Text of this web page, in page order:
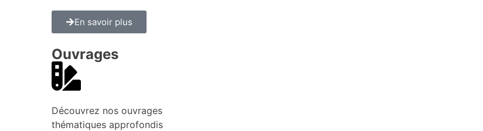
En savoir plus
Ouvrages
Découvrez nos ouvrages
thématiques approfondis